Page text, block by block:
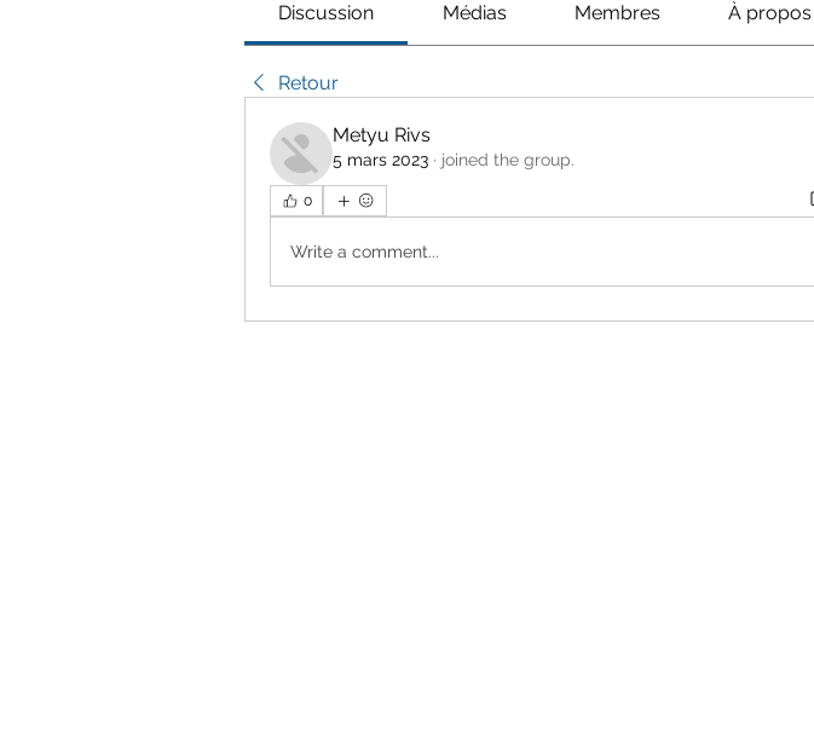
Discussion Médias Membres À propos
Retour
Metyu Rivs
5 mars 2023 · joined the group.
0
Write a comment...